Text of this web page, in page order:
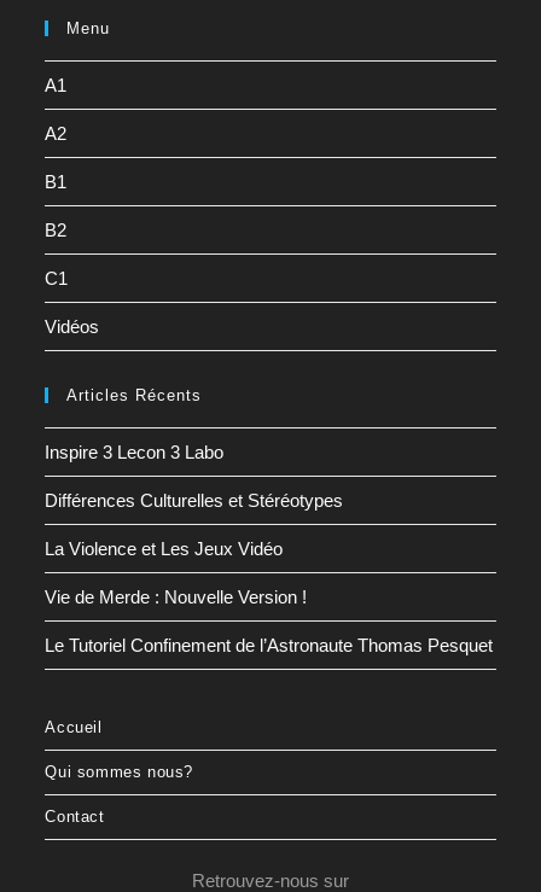
Menu
A1
A2
B1
B2
C1
Vidéos
Articles Récents
Inspire 3 Lecon 3 Labo
Différences Culturelles et Stéréotypes
La Violence et Les Jeux Vidéo
Vie de Merde : Nouvelle Version !
Le Tutoriel Confinement de l’Astronaute Thomas Pesquet
Accueil
Qui sommes nous?
Contact
Retrouvez-nous sur